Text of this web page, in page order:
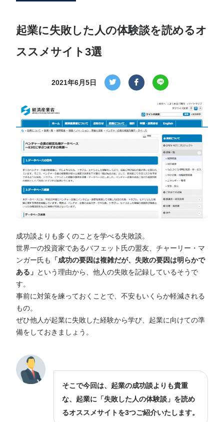
起業に失敗した人の体験談を読めるオ
ススメサイト3選
2021年6月5日
成功談よりも多くのことを学べる失敗談。
世界一の投資家であるバフェット氏の盟友、チャーリー・マ
ンガー氏も
「成功の要因は複雑だが、失敗の要因は明らかで
ある」 という理由から、他人の失敗を記録しているそうで
す。
事前に対策を練っておくことで、不安もいくらか軽減される
もの。
ぜひ他人が起業に失敗した経験から学び、起業に向けての準
備をしておきましょう。
そこで今回は、起業の成功談よりも貴重
な、起業に「失敗した人の体験談」を読め
るオススメサイトを3つご紹介いたします。